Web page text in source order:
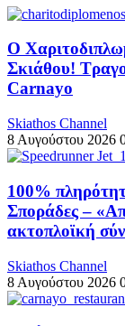
Ο
Σκιάθου!
Carnayo
Skiathos Channel
8 Αυγούστου 2026
100%
Σποράδες –
ακτοπλοϊκή
Skiathos Channel
8 Αυγούστου 2026